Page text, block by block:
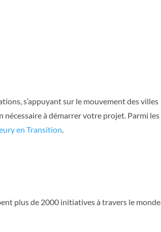
s’appuyant sur le mouvement des villes
à démarrer votre projet. Parmi les
en Transition
plus de 2000 initiatives à travers le monde.